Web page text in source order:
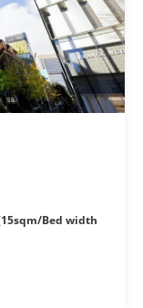
Bed width